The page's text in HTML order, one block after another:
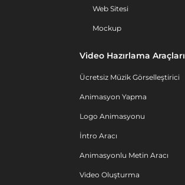
Web Sitesi
Mockup
Video Hazırlama Araçları
Ücretsiz Müzik Görselleştirici
Animasyon Yapma
Logo Animasyonu
İntro Aracı
Animasyonlu Metin Aracı
Video Oluşturma